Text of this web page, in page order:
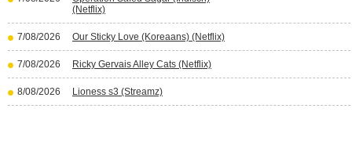
(Netflix)
7/08/2026 Our Sticky Love (Koreaans) (Netflix)
7/08/2026 Ricky Gervais Alley Cats (Netflix)
8/08/2026 Lioness s3 (Streamz)